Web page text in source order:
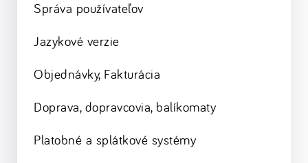
Správa používateľov
Jazykové verzie
Objednávky, Fakturácia
Doprava, dopravcovia, balíkomaty
Platobné a splátkové systémy